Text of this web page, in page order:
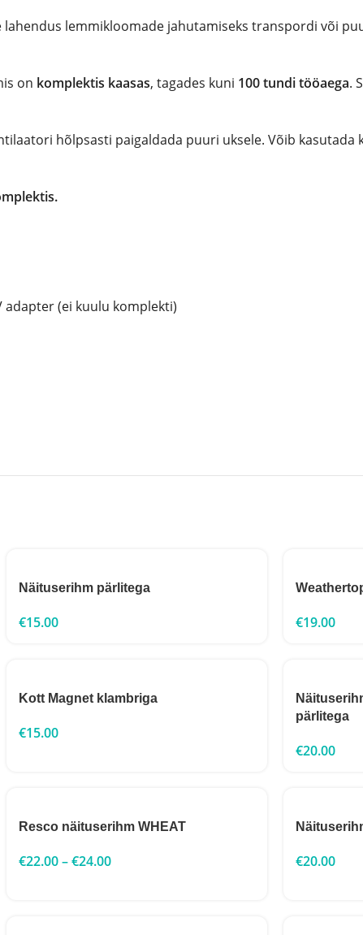
lahendus lemmikloomade jahutamiseks transpordi või
on komplektis kaasas, tagades kuni 100 tundi tööaega.
hõlpsasti paigaldada puuri uksele. Võib
adapter (ei kuulu komplekti)
Näituserihm pärlitega
€15.00 €19.00
Kott Magnet klambriga
€15.00
pärlitega
€20.00
Resco näituserihm WHEAT
€22.00–€24.00 €20.00